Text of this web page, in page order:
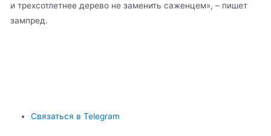
и трехсотлетнее дерево не заменить саженцем», – пишет
зампред.
Связаться в Telegram